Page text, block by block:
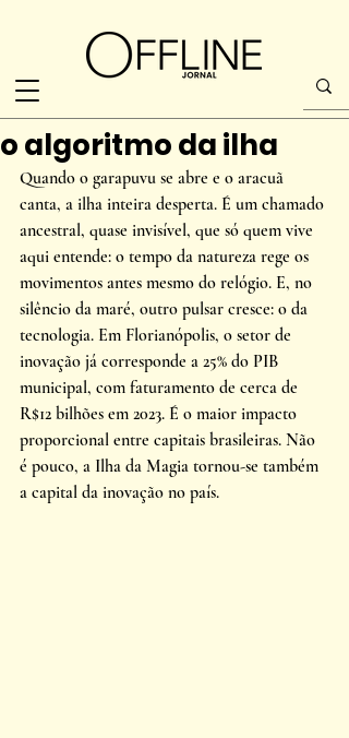
o algoritmo da ilha
Quando o garapuvu se abre e o aracuã
canta, a ilha inteira desperta. É um chamado
ancestral, quase invisível, que só quem vive
aqui entende: o tempo da natureza rege os
movimentos antes mesmo do relógio. E, no
silêncio da maré, outro pulsar cresce: o da
tecnologia. Em Florianópolis, o setor de
inovação já corresponde a 25% do PIB
municipal, com faturamento de cerca de
R$12 bilhões em 2023. É o maior impacto
proporcional entre capitais brasileiras. Não
é pouco, a Ilha da Magia tornou-se também
a capital da inovação no país.